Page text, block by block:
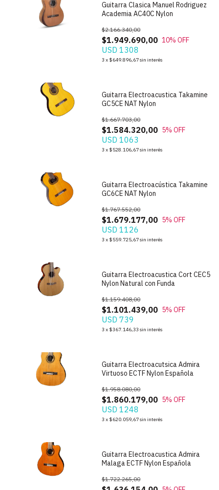
Guitarra Clasica Manuel Rodriguez
Academia AC40C Nylon
$1.949.690,00
$2.166.340,00
10% OFF
USD 1308
3 x $649.896,67sin interés
Guitarra Electroacustica Takamine
GC5CE NAT Nylon
$1.584.320,00
$1.667.703,00
5% OFF
USD 1063
3 x $528.106,67sin interés
Guitarra Electroacústica Takamine
GC6CE NAT Nylon
$1.679.177,00
$1.767.552,00
5% OFF
USD 1126
3 x $559.725,67sin interés
Guitarra Electroacustica Cort CEC5
Nylon Natural con Funda
$1.101.439,00
$1.159.408,00
5% OFF
USD 739
3 x $367.146,33 sin interés
Guitarra Electroacutsica Admira
Virtuoso ECTF Nylon Española
$1.860.179,00
$1.958.080,00
5% OFF
USD 1248
3 x $620.059,67sin interés
Guitarra Electroacustica Admira
Malaga ECTF Nylon Española
$1.722.265,00